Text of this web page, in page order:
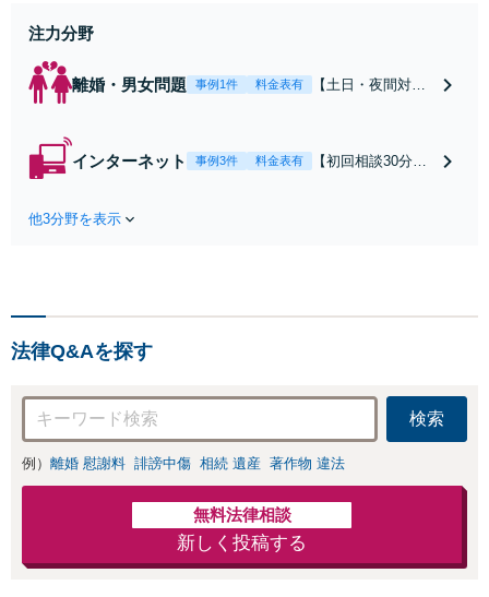
注力分野
離婚・男女問題 事例1件 料金表有
【土日・夜間対応
れたら、サインす
インターネット 事例3件 料金表有
【初回相談30分無
お店の風評被害対
応可：開示請求の
意見照会が来たと
きの対処法、被害
者との示談交渉
他3分野を表示
法律Q&Aを探す
検索
例） 離婚 慰謝料 誹謗中傷 相続 遺産 著作物 違法
無料法律相談
新しく投稿する